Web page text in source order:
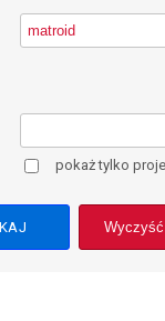
pokaż tylko